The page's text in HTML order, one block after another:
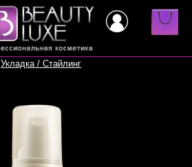
Укладка / Стайлинг